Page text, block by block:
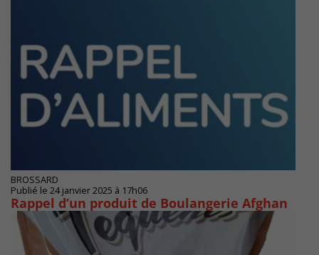
BROSSARD
Publié le 24 janvier 2025 à 17h06
Rappel d’un produit de Boulangerie Afghan